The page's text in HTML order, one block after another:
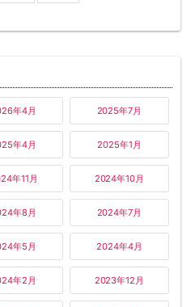
年4月 2025年7月
年4月 2025年1月
年11月 2024年10月
年8月 2024年7月
年5月 2024年4月
年2月 2023年12月